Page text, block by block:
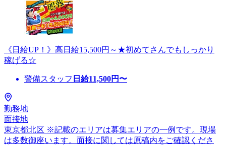
《日給UP！》高日給15,500円～★初めてさんでもしっかり
稼げる☆
警備スタッフ 日給11,500円〜
勤務地
面接地
東京都北区 ※記載のエリアは募集エリアの一例です。現場
は多数御座います。面接に関しては原稿内をご確認くださ